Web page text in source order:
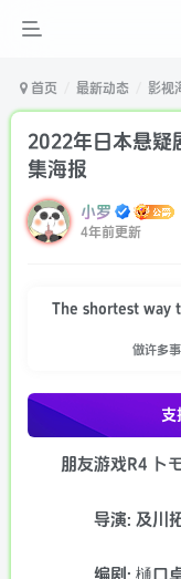
首页 最新动态 影视
2022年日本悬疑
集海报
小罗
4年前更新
The shortest way
做许多
支
朋友游戏R4 ト
导演: 及川拓